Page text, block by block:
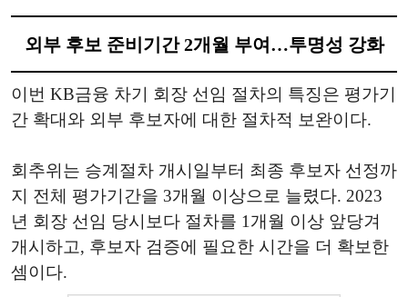
외부 후보 준비기간 2개월 부여…투명성 강화
이번 KB금융 차기 회장 선임 절차의 특징은 평가기
간 확대와 외부 후보자에 대한 절차적 보완이다.
회추위는 승계절차 개시일부터 최종 후보자 선정까
지 전체 평가기간을 3개월 이상으로 늘렸다. 2023
년 회장 선임 당시보다 절차를 1개월 이상 앞당겨
개시하고, 후보자 검증에 필요한 시간을 더 확보한
셈이다.